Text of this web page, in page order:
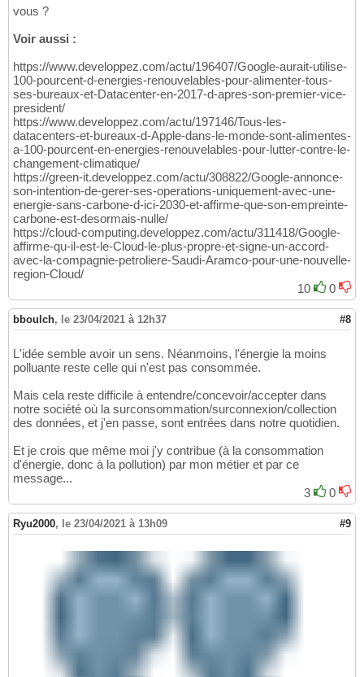
vous ?
Voir aussi :
https://www.developpez.com/actu/196407/Google-aurait-utilise-
100-pourcent-d-energies-renouvelables-pour-alimenter-tous-
ses-bureaux-et-Datacenter-en-2017-d-apres-son-premier-vice-
president/
https://www.developpez.com/actu/197146/Tous-les-
datacenters-et-bureaux-d-Apple-dans-le-monde-sont-alimentes-
a-100-pourcent-en-energies-renouvelables-pour-lutter-contre-le-
changement-climatique/
https://green-it.developpez.com/actu/308822/Google-annonce-
son-intention-de-gerer-ses-operations-uniquement-avec-une-
energie-sans-carbone-d-ici-2030-et-affirme-que-son-empreinte-
carbone-est-desormais-nulle/
https://cloud-computing.developpez.com/actu/311418/Google-
affirme-qu-il-est-le-Cloud-le-plus-propre-et-signe-un-accord-
avec-la-compagnie-petroliere-Saudi-Aramco-pour-une-nouvelle-
region-Cloud/
10
0
bboulch, le 23/04/2021 à 12h37 #8
L'idée semble avoir un sens. Néanmoins, l'énergie la moins
polluante reste celle qui n'est pas consommée.
Mais cela reste difficile à entendre/concevoir/accepter dans
notre société où la surconsommation/surconnexion/collection
des données, et j'en passe, sont entrées dans notre quotidien.
Et je crois que même moi j'y contribue (à la consommation
d'énergie, donc à la pollution) par mon métier et par ce
message...
3
0
Ryu2000, le 23/04/2021 à 13h09 #9